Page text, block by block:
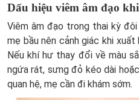
Dấu hiệu viêm âm đạo
Viêm âm đạo trong thai kỳ
mẹ bầu nên cảnh giác khi
Nếu khí hư thay đổi về màu
ngứa rát, sưng đỏ kéo dài
quan hệ, mẹ cần đi khám sớm.